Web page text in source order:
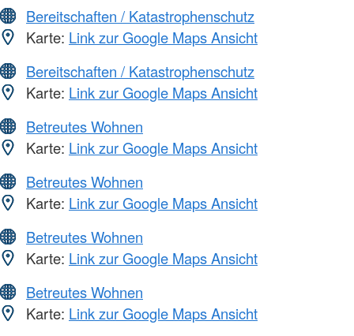
Bereitschaften / Katastrophenschutz
Karte: Link zur Google Maps Ansicht
Bereitschaften / Katastrophenschutz
Karte: Link zur Google Maps Ansicht
Betreutes Wohnen
Karte: Link zur Google Maps Ansicht
Betreutes Wohnen
Karte: Link zur Google Maps Ansicht
Betreutes Wohnen
Karte: Link zur Google Maps Ansicht
Betreutes Wohnen
Karte: Link zur Google Maps Ansicht